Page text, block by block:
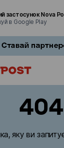
застосунок Nova
в Google Play
404
яку ви